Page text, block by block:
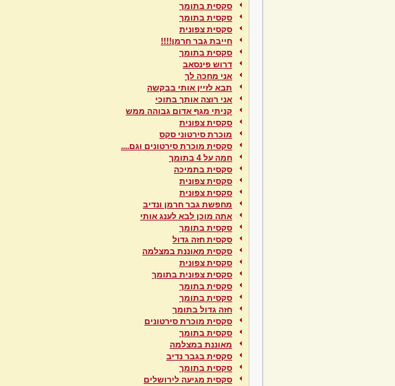
סקסית בתומך
סקסית בתומך
סקסית צפונית
חייבת גבר חרמן!!!!
סקסית בתומך
דרוש פינסאב
אני מחכה לך
תבא לזיין אותי בבקשה
אני רוצה אותך בתוכי
קניתי מגף אדום גבוהה ממש
סקסית צפונית
מוכרת סירטוני סקס
סקסית מוכרת סירטונים וגם....
חמה על 4 בתומך
סקסית בתמיכה
סקסית צפונית
סקסית צפונית
מחפשת גבר חרמן ונדיב
אתה מוכן לבא לענג אותי
סקסית בתומך
סקסית חזה גדול
סקסית מאוננת במצלמה
סקסית צפונית
סקסית צפונית בתומך
סקסית בתומך
סקסית בתומך
חזה גדול בתומך
סקסית מוכרת סירטונים
סקסית בתומך
מאוננת במצלמה
סקסית בגבר נדיב
סקסית בתומך
סקסית מגיעה לירושלים